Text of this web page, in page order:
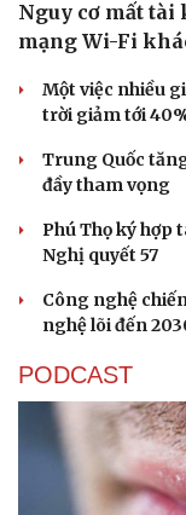
Nguy cơ mất
mạng Wi-Fi
Một việc nhiều
trời giảm tới
Trung Quốc
đầy tham vọng
Phú Thọ ký hợp
Nghị quyết 57
Công nghệ
nghệ lõi đến
PODCAST